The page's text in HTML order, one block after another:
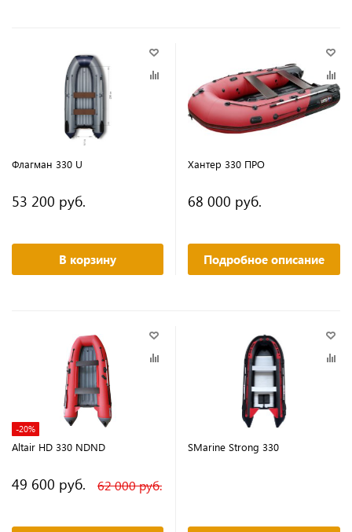
Флагман 330 U
53 200 руб.
В корзину
Хантер 330 ПРО
68 000 руб.
Подробное описание
-20%
Altair HD 330 NDND
49 600 руб. 62 000 руб.
SMarine Strong 330